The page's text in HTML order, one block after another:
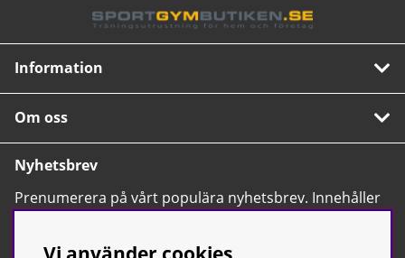
Information
Om oss
Nyhetsbrev
Prenumerera på vårt populära nyhetsbrev. Innehåller
tips, nyheter och våra allra bästa erbjudanden.